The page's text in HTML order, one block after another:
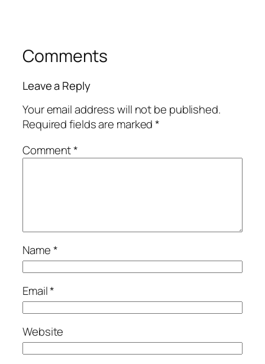
Comments
Leave a Reply
Your email address will not be published.
Required fields are marked*
Comment*
Name*
Email*
Website